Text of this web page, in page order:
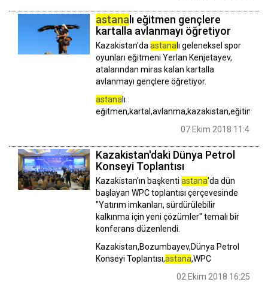
astana lı eğitmen gençlere
kartalla avlanmayı öğretiyor
Kazakistan'da astana lı geleneksel spor
oyunları eğitmeni Yerlan Kenjetayev,
atalarından miras kalan kartalla
avlanmayı gençlere öğretiyor.
astana lı
eğitmen,kartal,avlanma,kazakistan,eğitim
07 Ekim 2018 11:46
Kazakistan'daki Dünya Petrol
Konseyi Toplantısı
Kazakistan'ın başkenti astana'da dün
başlayan WPC toplantısı çerçevesinde
"Yatırım imkanları, sürdürülebilir
kalkınma için yeni çözümler" temalı bir
konferans düzenlendi.
Kazakistan,Bozumbayev,Dünya Petrol
Konseyi Toplantısı,astana,WPC
02 Ekim 2018 16:25